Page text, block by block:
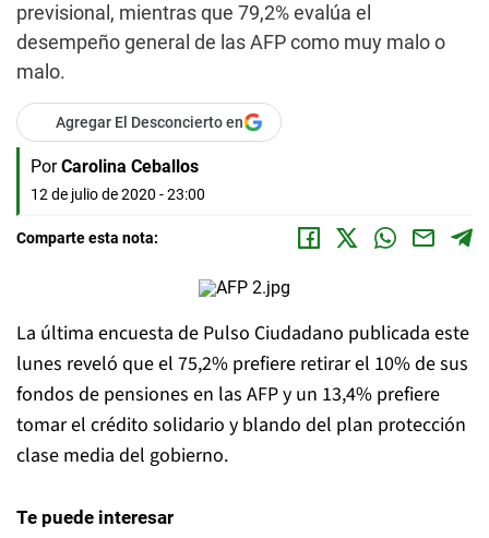
previsional, mientras que 79,2% evalúa el
desempeño general de las AFP como muy malo o
malo.
Agregar El Desconcierto en
Por Carolina Ceballos
12 de julio de 2020 - 23:00
Comparte esta nota:
La última encuesta de Pulso Ciudadano publicada este
lunes reveló que el 75,2% prefiere retirar el 10% de sus
fondos de pensiones en las AFP y un 13,4% prefiere
tomar el crédito solidario y blando del plan protección
clase media del gobierno.
Te puede interesar